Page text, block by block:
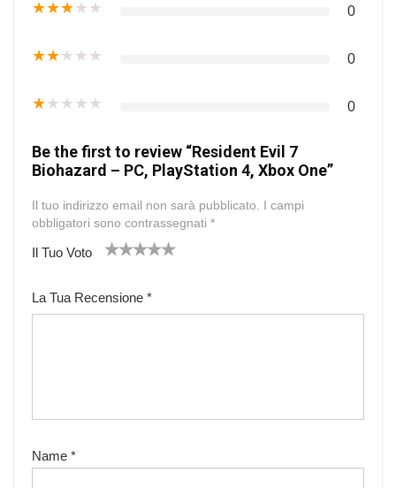
★★★★ ★ 0
★★★ ★ ★ 0
★★ ★ ★ ★ 0
Be the first to review “Resident Evil 7
Biohazard – PC, PlayStation 4, Xbox One”
Il tuo indirizzo email non sarà pubblicato.
I campi
obbligatori sono contrassegnati *
Il Tuo Voto
La Tua Recensione *
Name *